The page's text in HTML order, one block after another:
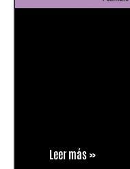
Leer más »